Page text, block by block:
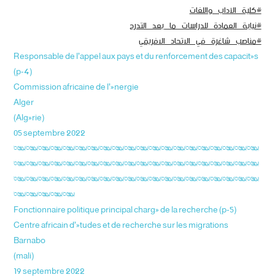
#كلية_الآداب_واللغات
#نيابة_العمادة_للدراسات_ما_بعد_التدرج
#مناصب_شاغرة_في_الاتحاد_الافريقي
Responsable de l’appel aux pays et du renforcement des capacités
(p-4)
Commission africaine de l’énergie
Alger
(Algérie)
05 septembre 2022
********************
********************
********************
*****
Fonctionnaire politique principal chargé de la recherche (p-5)
Centre africain d’études et de recherche sur les migrations
Barnabo
(mali)
19 septembre 2022